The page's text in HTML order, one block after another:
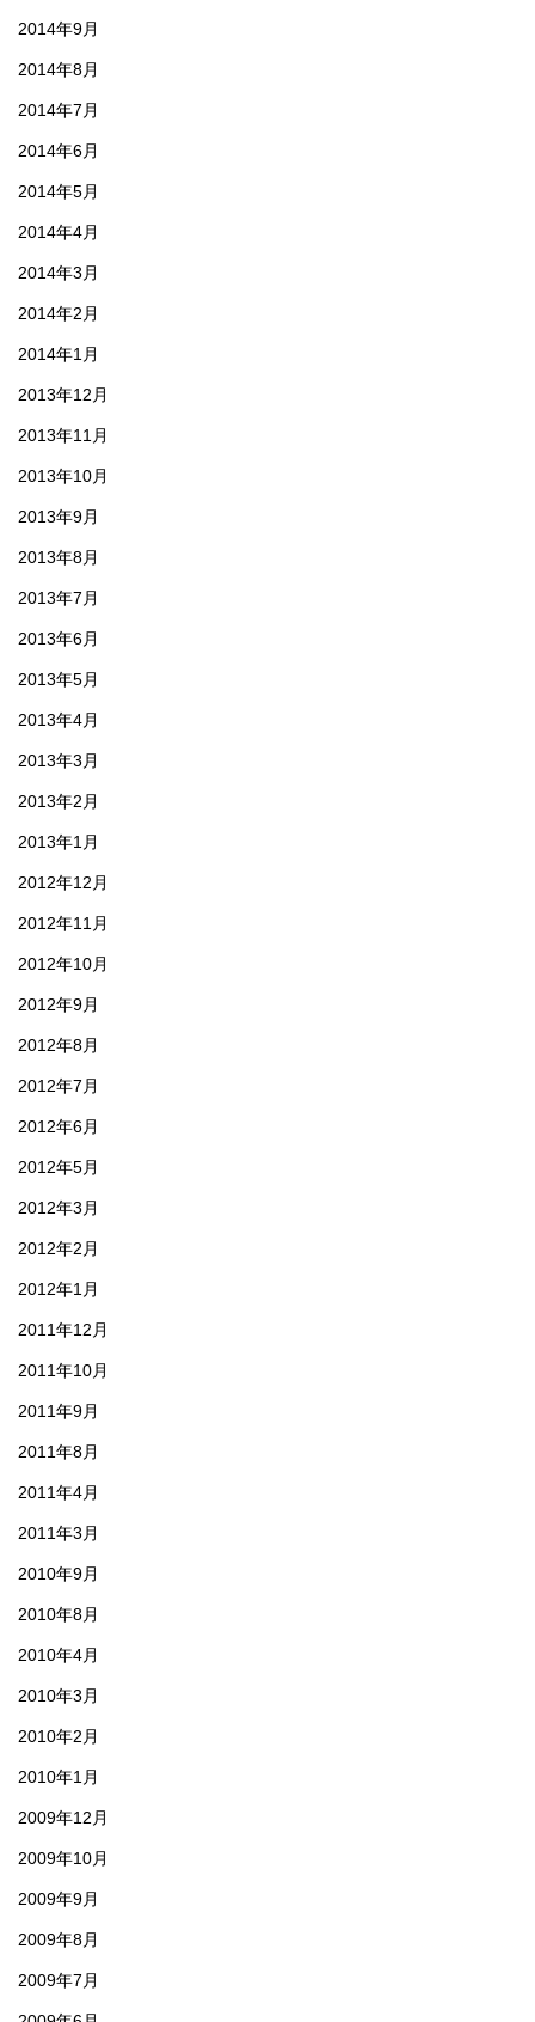
2014年9月
2014年8月
2014年7月
2014年6月
2014年5月
2014年4月
2014年3月
2014年2月
2014年1月
2013年12月
2013年11月
2013年10月
2013年9月
2013年8月
2013年7月
2013年6月
2013年5月
2013年4月
2013年3月
2013年2月
2013年1月
2012年12月
2012年11月
2012年10月
2012年9月
2012年8月
2012年7月
2012年6月
2012年5月
2012年3月
2012年2月
2012年1月
2011年12月
2011年10月
2011年9月
2011年8月
2011年4月
2011年3月
2010年9月
2010年8月
2010年4月
2010年3月
2010年2月
2010年1月
2009年12月
2009年10月
2009年9月
2009年8月
2009年7月